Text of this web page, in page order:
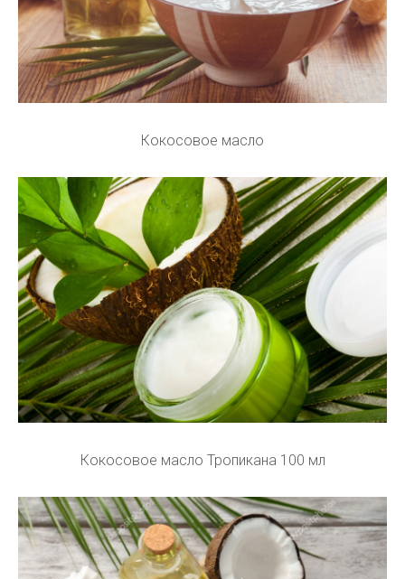
Кокосовое масло
Кокосовое масло Тропикана 100 мл